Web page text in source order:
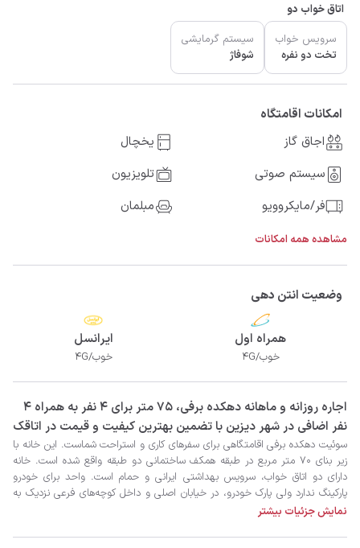
اتاق خواب دو
سرویس خواب
تخت دو نفره
سیستم گرمایشی
شوفاژ
امکانات اقامتگاه
اجاق گاز
یخچال
سیستم صوتی
تلویزیون
فر/مایکروویو
مبلمان
مشاهده همه امکانات
وضعیت انتن دهی
همراه اول
خوب/4G
ایرانسل
خوب/4G
‫‫اجاره روزانه و ماهانه دهکده برفی، 75 متر برای 4 نفر به همراه 4
نفر اضافی در شهر دیزین با تضمین بهترین کیفیت و قیمت در اتاقک
نمایش جزئیات بیشتر